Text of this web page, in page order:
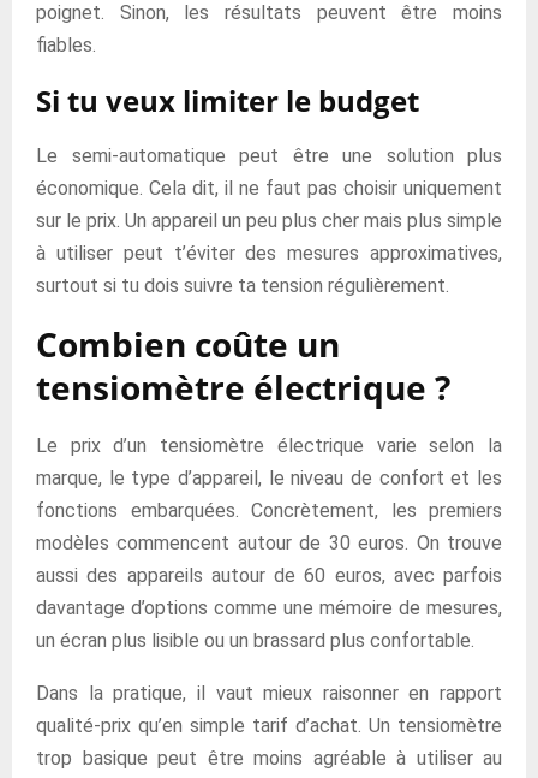
poignet. Sinon, les résultats peuvent être moins
fiables.
Si tu veux limiter le budget
Le semi-automatique peut être une solution plus
économique. Cela dit, il ne faut pas choisir uniquement
sur le prix. Un appareil un peu plus cher mais plus simple
à utiliser peut t’éviter des mesures approximatives,
surtout si tu dois suivre ta tension régulièrement.
Combien coûte un
tensiomètre électrique ?
Le prix d’un tensiomètre électrique varie selon la
marque, le type d’appareil, le niveau de confort et les
fonctions embarquées. Concrètement, les premiers
modèles commencent autour de 30 euros. On trouve
aussi des appareils autour de 60 euros, avec parfois
davantage d’options comme une mémoire de mesures,
un écran plus lisible ou un brassard plus confortable.
Dans la pratique, il vaut mieux raisonner en rapport
qualité-prix qu’en simple tarif d’achat. Un tensiomètre
trop basique peut être moins agréable à utiliser au